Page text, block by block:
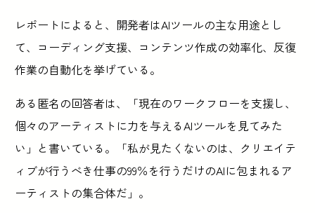
レポートによると、開発者はAIツールの主な用途とし
て、コーディング支援、コンテンツ作成の効率化、反復
作業の自動化を挙げている。
ある匿名の回答者は、「現在のワークフローを支援し、
個々のアーティストに力を与えるAIツールを見てみた
い」と書いている。「私が見たくないのは、クリエイテ
ィブが行うべき仕事の99％を行うだけのAIに包まれるア
ーティストの集合体だ」。